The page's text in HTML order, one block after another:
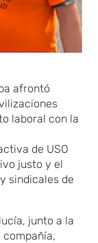
afront​ó
laboral con la
de USO
justo y el
sindicales de
​, junto a la
compañía,